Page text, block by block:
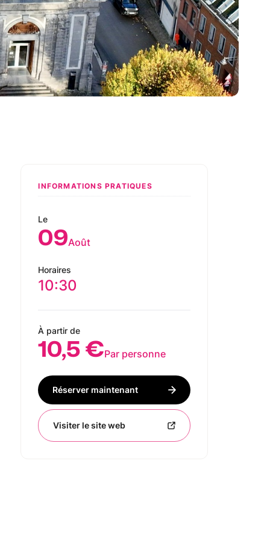
INFORMATIONS PRATIQUES
Le
09Août
Horaires
10:30
À partir de
10,5 €Par personne
Réserver maintenant
Visiter le site web